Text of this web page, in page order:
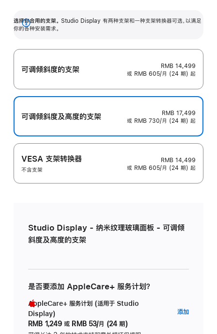
选择你合用的支架。 Studio Display 有两种支架和一种支架转换器可选，以满足
你的各种安装需求。
展
可调倾斜度的支架
RMB 14,499
或 RMB 605/月 (24 期) 起
可调倾斜度及高‍度的支‍架
RMB 17,499
或 RMB 730/月 (24 期) 起
VESA 支架转换器
不含支架
RMB 14,499
或 RMB 605/月 (24 期) 起
Studio Display - 纳米纹理玻璃面板 - 可调倾
斜度及高度的支架
是否要添加 AppleCare+ 服务计划？
AppleCare+ 服务计划 (适用于 Studio
Display)
RMB 1,249 或 RMB 53/月 (24 期)
添加